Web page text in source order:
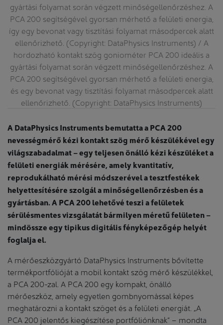
gyártási folyamat során végzett minőségellenőrzéshez. A
PCA 200 segítségével gyorsan mérhető a felületi energia,
így egy bevonat vagy tisztítási folyamat másodpercek alatt
ellenőrizhető. (Copyright: DataPhysics Instruments) / A
hordozható kontakt szög goniométer PCA 200 ideális a
gyártási folyamat során végzett minőségellenőrzéshez. A
PCA 200 segítségével gyorsan mérhető a felületi energia,
és egy bevonat vagy tisztítási folyamat másodpercek alatt
ellenőrizhető. (Copyright: DataPhysics Instruments)
A DataPhysics Instruments bemutatta a PCA 200
nevességmérő kézi kontakt szög mérő készülékével egy
világszabadalmat – egy teljesen önálló kézi készüléket a
felületi energiák mérésére, amely kvantitatív,
reprodukálható mérési módszerével a tesztfestékek
helyettesítésére szolgál a minőségellenőrzésben és a
gyártásban. A PCA 200 lehetővé teszi a felületek
sérülésmentes vizsgálatát bármilyen méretű felületen –
mindössze egy tipikus digitális fényképezőgép helyét
foglalja el.
A mérőeszközgyártó DataPhysics Instruments bővítette
termékportfólióját a mobil kontakt szög mérő készülékkel,
a PCA 200-zal. A PCA 200 egy kompakt, önálló
mérőeszköz, amely egyetlen gombnyomással képes
meghatározni a kontakt szöget és a felületi energiát. „A
PCA 200 jelentős kiegészítése portfóliónknak” – mondta